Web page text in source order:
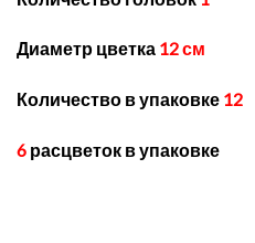
Диаметр цветка 12 см
Количество в упаковке 12
6 расцветок в упаковке